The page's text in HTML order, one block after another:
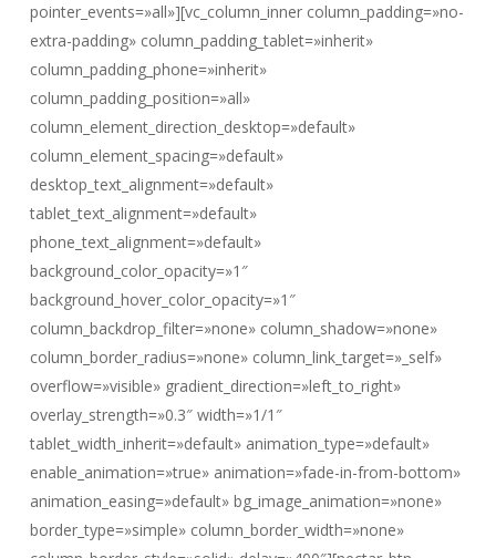
pointer_events=»all»][vc_column_inner column_padding=»no-
extra-padding» column_padding_tablet=»inherit»
column_padding_phone=»inherit»
column_padding_position=»all»
column_element_direction_desktop=»default»
column_element_spacing=»default»
desktop_text_alignment=»default»
tablet_text_alignment=»default»
phone_text_alignment=»default»
background_color_opacity=»1″
background_hover_color_opacity=»1″
column_backdrop_filter=»none» column_shadow=»none»
column_border_radius=»none» column_link_target=»_self»
overflow=»visible» gradient_direction=»left_to_right»
overlay_strength=»0.3″ width=»1/1″
tablet_width_inherit=»default» animation_type=»default»
enable_animation=»true» animation=»fade-in-from-bottom»
animation_easing=»default» bg_image_animation=»none»
border_type=»simple» column_border_width=»none»